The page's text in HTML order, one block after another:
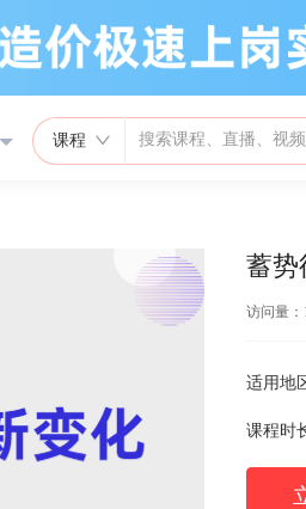
课程
蓄势
访问量：
适用地
课程时